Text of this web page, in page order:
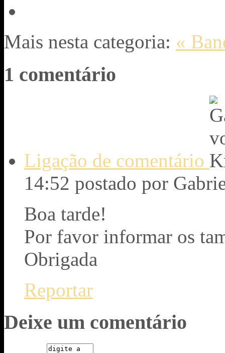
Mais nesta categoria: «
1 comentário
Ligação de comentário
14:52 postado por
Boa tarde!
Por favor informar os
Obrigada
Reportar
Deixe um comentário